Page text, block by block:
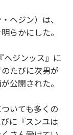
ヘジン）は、
らかにした。
ヘジンッス』に
たびに次男が
公開された。
いても多くの
に『スンユは